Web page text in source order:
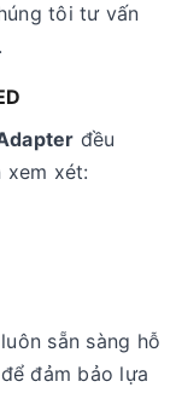
tôi tư vấn
đều
xem xét:
sẵn sàng hỗ
đảm bảo lựa